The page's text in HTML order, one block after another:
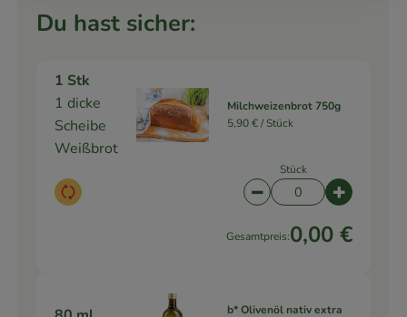
Du hast sicher:
1 Stk
1 dicke
Scheibe
Weißbrot
Auswahl ändern
Milchweizenbrot 750g
5,90 € /Stück
Stück
Artikelanzahl
Gesamtpreis:0,00 €
b* Olivenöl nativ extra